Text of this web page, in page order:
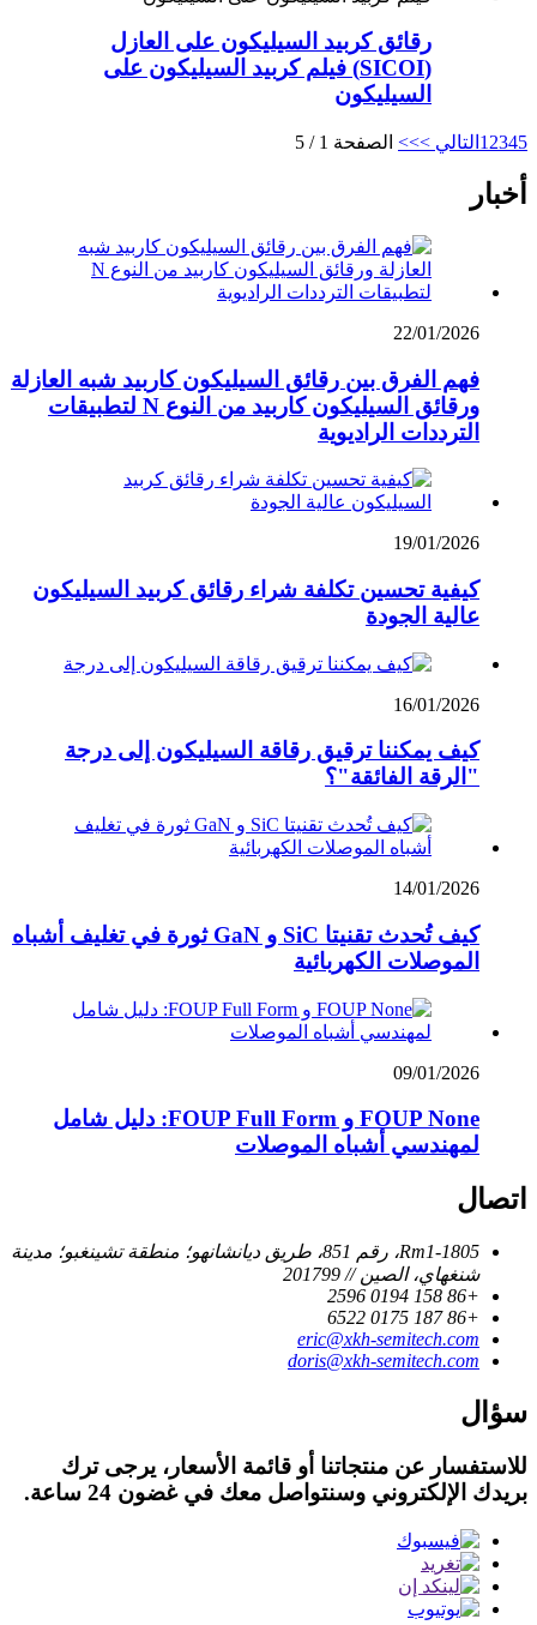
رقائق كربيد السيليكون على العازل
(SICOI) فيلم كربيد السيليكون على
السيليكون
1 2345 التالي >>> الصفحة 1 / 5
أخبار
22/01/2026
فهم الفرق بين رقائق السيليكون كاربيد شبه العازلة
ورقائق السيليكون كاربيد من النوع N لتطبيقات
الترددات الراديوية
19/01/2026
كيفية تحسين تكلفة شراء رقائق كربيد السيليكون
عالية الجودة
16/01/2026
كيف يمكننا ترقيق رقاقة السيليكون إلى درجة
"الرقة الفائقة"؟
14/01/2026
كيف تُحدث تقنيتا SiC و GaN ثورة في تغليف أشباه
الموصلات الكهربائية
09/01/2026
FOUP None و FOUP Full Form: دليل شامل
لمهندسي أشباه الموصلات
اتصال
Rm1-1805، رقم 851، طريق ديانشانهو؛ منطقة تشينغبو؛ مدينة
شنغهاي، الصين // 201799
+86 158 0194 2596
+86 187 0175 6522
eric@xkh-semitech.com
doris@xkh-semitech.com
سؤال
للاستفسار عن منتجاتنا أو قائمة الأسعار، يرجى ترك
بريدك الإلكتروني وسنتواصل معك في غضون 24 ساعة.